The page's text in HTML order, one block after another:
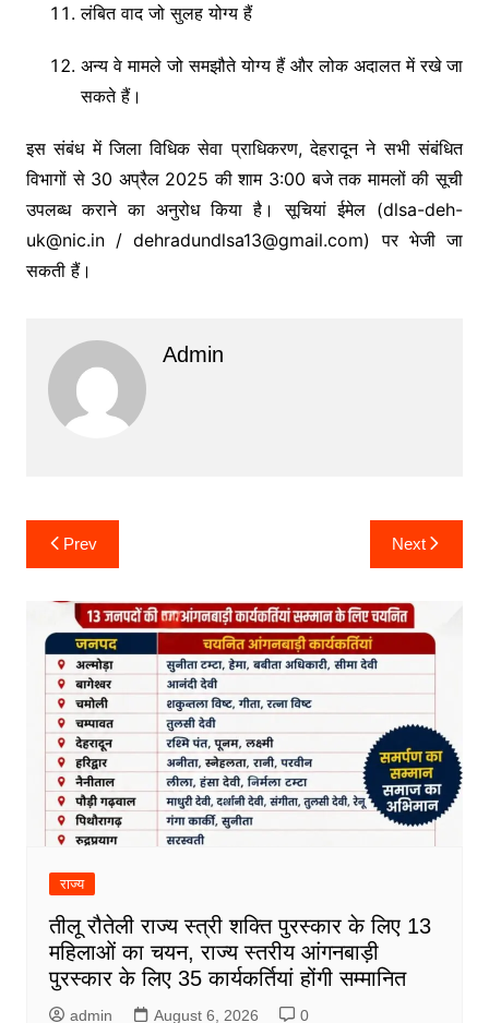
लंबित वाद जो सुलह योग्य हैं
अन्य वे मामले जो समझौते योग्य हैं और लोक अदालत में रखे जा
सकते हैं।
इस संबंध में जिला विधिक सेवा प्राधिकरण, देहरादून ने सभी संबंधित
विभागों से 30 अप्रैल 2025 की शाम 3:00 बजे तक मामलों की सूची
उपलब्ध कराने का अनुरोध किया है। सूचियां ईमेल (dlsa-deh-
uk@nic.in/dehradundlsa13@gmail.com) पर भेजी जा
सकती हैं।
Admin
Post
navigation
Prev Next
राज्य
तीलू रौतेली राज्य स्त्री शक्ति पुरस्कार के लिए 13
महिलाओं का चयन, राज्य स्तरीय आंगनबाड़ी
पुरस्कार के लिए 35 कार्यकर्तियां होंगी सम्मानित
admin August 6, 2026 0